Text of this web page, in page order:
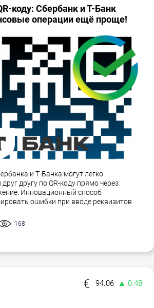
коду: Сбербанк и Т-Банк
операции ещё проще!
и Т-Банка могут легко
другу по QR-коду прямо через
Инновационный способ
ошибки при вводе реквизитов
168
94.06
▲ 0.48